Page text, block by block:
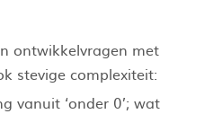
ontwikkelvragen met
stevige complexiteit:
vanuit ‘onder 0’; wat